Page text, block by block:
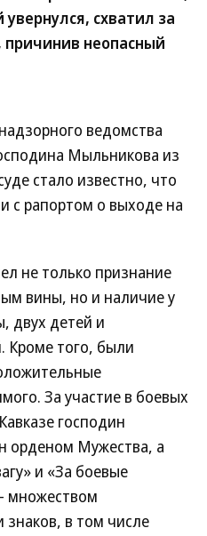
схватил за
причинив неопасный
ведомства
Мыльникова из
стало известно, что
с рапортом о выходе на
не только признание
вины, но и наличие у
двух детей и
Кроме того, были
За участие в боевых
господин
орденом Мужества, а
и «За боевые
множеством
знаков, в том числе